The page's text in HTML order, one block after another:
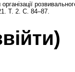
організації
Т. 2. С. 84–87.